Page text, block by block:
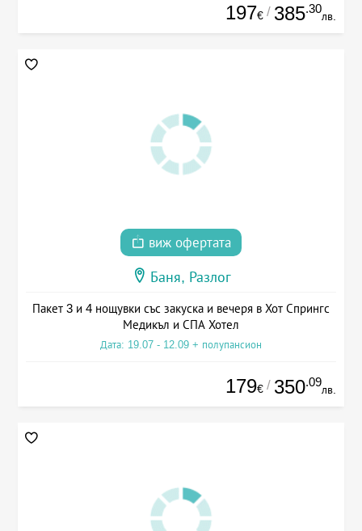
197€ / 385.30
лв.
виж офертата
Баня, Разлог
Пакет 3 и 4 нощувки със закуска и вечеря в Хот Спрингс
Медикъл и СПА Хотел
Дата: 19.07 - 12.09 + полупансион
179€ / 350.09
лв.